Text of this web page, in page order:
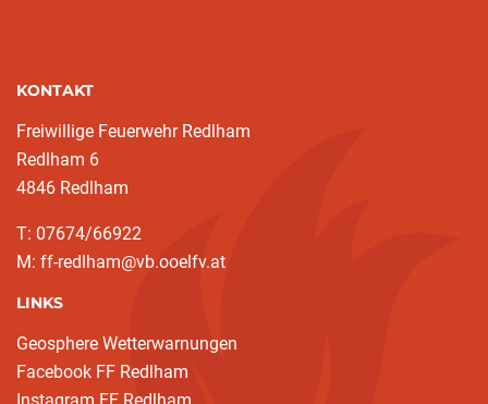
KONTAKT
Freiwillige Feuerwehr Redlham
Redlham 6
4846 Redlham
T: 07674/66922
M: ff-redlham@vb.ooelfv.at
LINKS
Geosphere Wetterwarnungen
Facebook FF Redlham